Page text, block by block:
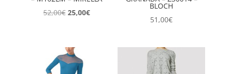
52,00€ Le
était :
52,00€.
25,00€Le
BLOCH
51,00€